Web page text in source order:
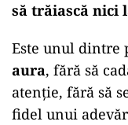
să trăiască nici
Este unul dintre
aura, fără să
atenție, fără să
fidel unui